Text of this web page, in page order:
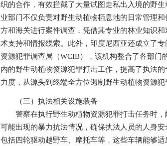
织的合作，有效拦截了大量试图走私出入境的野
业部门不仅负责对野生动植物栖息地的日常管理
方和海关进行案件调查，凭借其专业的林业知识
术支持和情报线索。此外，印度尼西亚还成立了
资源犯罪调查局（WCIB），该机构整合了各部门
内的野生动植物资源犯罪打击工作，提高了执法
力度，从源头到终端全方位遏制野生动植物资源犯
（三）执法相关设施装备
警察在执行野生动植物资源犯罪打击任务时，
可能出现的暴力抗法情况，确保执法人员的人身
包括四轮驱动越野车、摩托车等，这些车辆能够